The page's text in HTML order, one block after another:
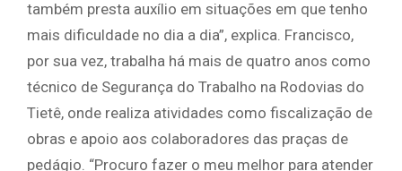
também presta auxílio em situações em que tenho
mais dificuldade no dia a dia”, explica. Francisco,
por sua vez, trabalha há mais de quatro anos como
técnico de Segurança do Trabalho na Rodovias do
Tietê, onde realiza atividades como fiscalização de
obras e apoio aos colaboradores das praças de
pedágio. “Procuro fazer o meu melhor para atender